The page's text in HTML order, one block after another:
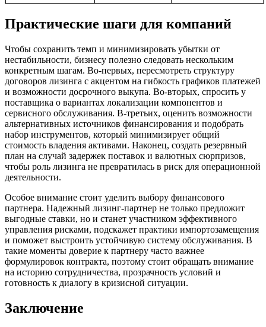
Практические шаги для компаний
Чтобы сохранить темп и минимизировать убытки от
нестабильности, бизнесу полезно следовать нескольким
конкретным шагам. Во-первых, пересмотреть структуру
договоров лизинга с акцентом на гибкость графиков платежей
и возможности досрочного выкупа. Во-вторых, спросить у
поставщика о вариантах локализации компонентов и
сервисного обслуживания. В-третьих, оценить возможности
альтернативных источников финансирования и подобрать
набор инструментов, который минимизирует общий
стоимость владения активами. Наконец, создать резервный
план на случай задержек поставок и валютных сюрпризов,
чтобы роль лизинга не превратилась в риск для операционной
деятельности.
Особое внимание стоит уделить выбору финансового
партнера. Надежный лизинг-партнер не только предложит
выгодные ставки, но и станет участником эффективного
управления рисками, подскажет практики импортозамещения
и поможет выстроить устойчивую систему обслуживания. В
такие моменты доверие к партнеру часто важнее
формулировок контракта, поэтому стоит обращать внимание
на историю сотрудничества, прозрачность условий и
готовность к диалогу в кризисной ситуации.
Заключение